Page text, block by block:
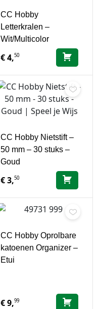
CC Hobby
Letterkralen –
Wit/Multicolor
€4,50
CC Hobby Nietstift –
50 mm – 30 stuks –
Goud
€3,50
CC Hobby Oprolbare
katoenen Organizer –
Etui
€9,99